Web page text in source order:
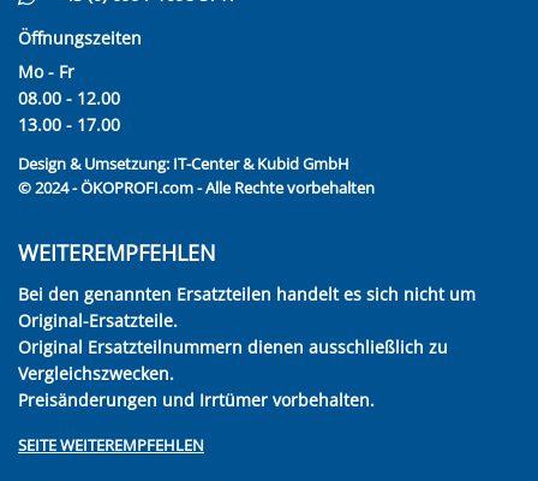
Öffnungszeiten
Mo - Fr
08.00 - 12.00
13.00 - 17.00
Design & Umsetzung: IT-Center & Kubid GmbH
© 2024 - ÖKOPROFI.com - Alle Rechte vorbehalten
WEITEREMPFEHLEN
Bei den genannten Ersatzteilen handelt es sich nicht um
Original-Ersatzteile.
Original Ersatzteilnummern dienen ausschließlich zu
Vergleichszwecken.
Preisänderungen und Irrtümer vorbehalten.
SEITE WEITEREMPFEHLEN